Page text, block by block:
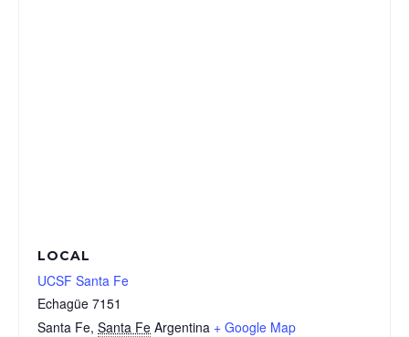
LOCAL
UCSF Santa Fe
Echagüe 7151
Santa Fe, Santa Fe Argentina + Google Map